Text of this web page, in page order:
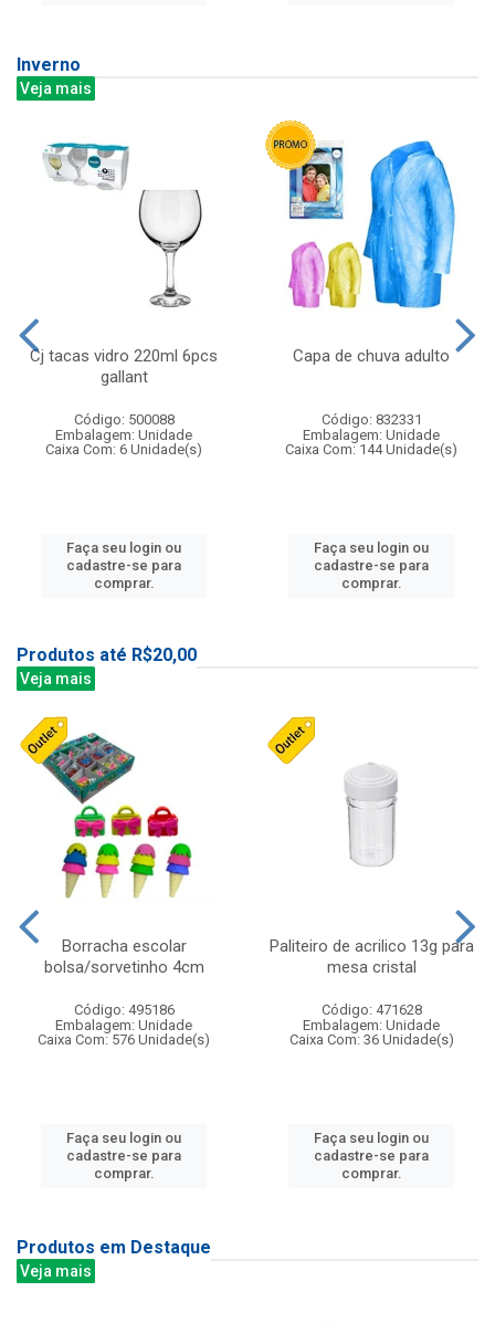
Inverno
Veja mais
Cj tacas vidro 220ml 6pcs
gallant
Código: 500088
Embalagem: Unidade
Caixa Com: 6 Unidade(s)
Faça seu login ou
cadastre-se para
comprar.
Capa de chuva adulto
Código: 832331
Embalagem: Unidade
Caixa Com: 144 Unidade(s)
Faça seu login ou
cadastre-se para
comprar.
Produtos até R$20,00
Veja mais
Borracha escolar
bolsa/sorvetinho 4cm
Código: 495186
Embalagem: Unidade
Caixa Com: 576 Unidade(s)
Faça seu login ou
cadastre-se para
comprar.
Paliteiro de acrilico 13g para
mesa cristal
Código: 471628
Embalagem: Unidade
Caixa Com: 36 Unidade(s)
Faça seu login ou
cadastre-se para
comprar.
Produtos em Destaque
Veja mais